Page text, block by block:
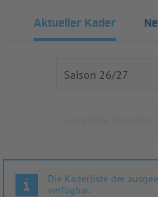
Aktueller Kader
Die Kaderliste der
verfügbar.